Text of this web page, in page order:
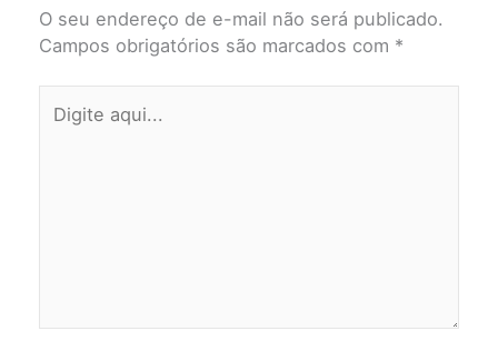
O seu endereço de e-mail não será publicado.
Campos obrigatórios são marcados com *
aqui...